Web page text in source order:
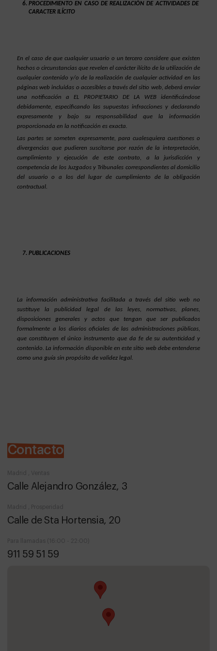
PROCEDIMIENTO EN CASO DE REALIZACIÓN DE ACTIVIDADES DE
CARACTER ILÍCITO
En el caso de que cualquier usuario o un tercero considere que existen
hechos o circunstancias que revelen el carácter ilícito de la utilización de
cualquier contenido y/o de la realización de cualquier actividad en las
páginas web incluidas o accesibles a través del sitio web, deberá enviar
una notificación a EL PROPIETARIO DE LA WEB identificándose
debidamente, especificando las supuestas infracciones y declarando
expresamente y bajo su responsabilidad que la información
proporcionada en la notificación es exacta.
Las partes se someten expresamente, para cualesquiera cuestiones o
divergencias que pudieren suscitarse por razón de la interpretación,
cumplimiento y ejecución de este contrato, a la jurisdicción y
competencia de los Juzgados y Tribunales correspondientes al domicilio
del usuario o a los del lugar de cumplimiento de la obligación
contractual.
PUBLICACIONES
La información administrativa facilitada a través del sitio web no
sustituye la publicidad legal de las leyes, normativas, planes,
disposiciones generales y actos que tengan que ser publicados
formalmente a los diarios oficiales de las administraciones públicas,
que constituyen el único instrumento que da fe de su autenticidad y
contenido. La información disponible en este sitio web debe entenderse
como una guía sin propósito de validez legal.
Contacto
Madrid , Ventas
Calle Alejandro González, 3
Madrid , Prosperidad
Calle de Sta Hortensia, 20
Para llamadas (16:00 - 22:00)
911 59 51 59